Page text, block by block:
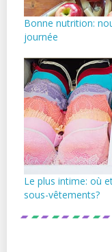
Bonne nutrition:
journée
Le plus intime: où
sous-vêtements?